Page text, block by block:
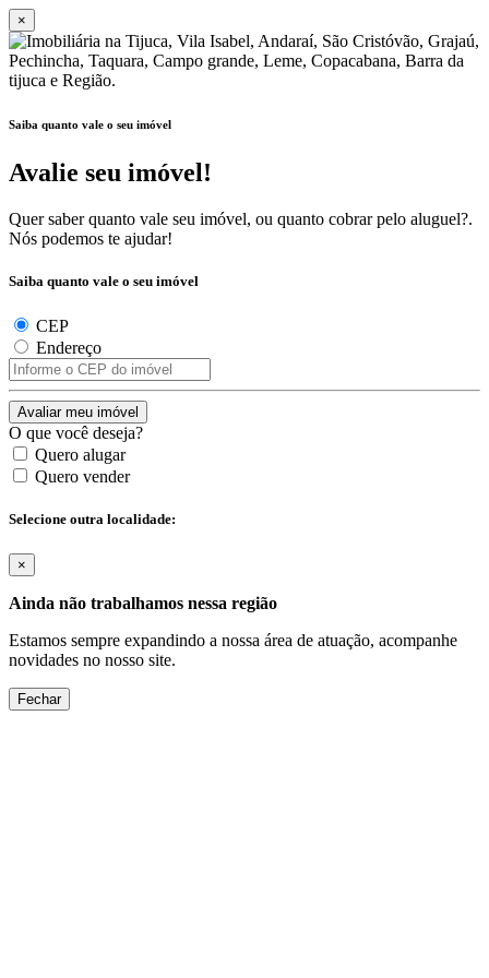
×
Saiba quanto vale o seu imóvel
Avalie seu imóvel!
Quer saber quanto vale seu imóvel, ou quanto cobrar pelo aluguel?.
Nós podemos te ajudar!
Saiba quanto vale o seu imóvel
CEP
Endereço
O que você deseja?
Quero alugar
Quero vender
Selecione outra localidade:
×
Ainda não trabalhamos nessa região
Estamos sempre expandindo a nossa área de atuação, acompanhe
novidades no nosso site.
Fechar